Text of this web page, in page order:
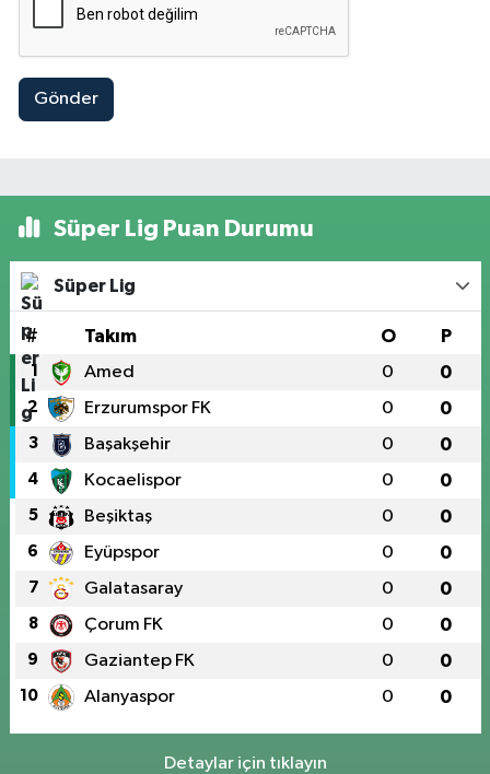
Gönder
Süper Lig Puan Durumu
Süper Lig
# Takım O P
1 Amed 0 0
2 Erzurumspor FK 0 0
3 Başakşehir 0 0
4 Kocaelispor 0 0
5 Beşiktaş 0 0
6 Eyüpspor 0 0
7 Galatasaray 0 0
8 Çorum FK 0 0
9 Gaziantep FK 0 0
10 Alanyaspor 0 0
Detaylar için tıklayın